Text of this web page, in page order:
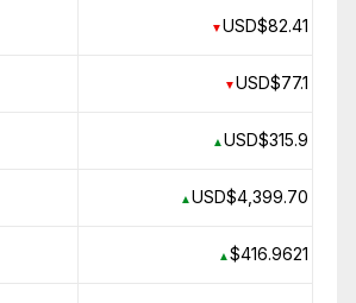
▼USD$82.41
▼USD$77.1
▲USD$315.9
▲USD$4,399.70
▲$416.9621